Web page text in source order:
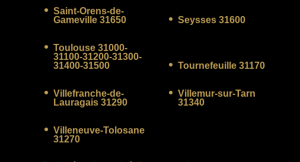
Saint-Orens-de-
Gameville 31650
Seysses 31600
Toulouse 31000-
31100-31200-31300-
31400-31500
Tournefeuille 31170
Villefranche-de-
Lauragais 31290
Villemur-sur-Tarn
31340
Villeneuve-Tolosane
31270